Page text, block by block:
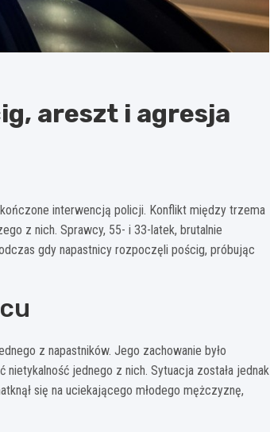
areszt i agresja
interwencją policji. Konflikt między trzema
z nich. Sprawcy, 55- i 33-latek, brutalnie
gdy napastnicy rozpoczęli pościg, próbując
z napastników. Jego zachowanie było
nietykalność jednego z nich. Sytuacja została jednak
się na uciekającego młodego mężczyznę,